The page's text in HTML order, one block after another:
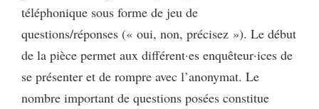
téléphonique sous forme de jeu de
questions/réponses (« oui, non, précisez »). Le début
de la pièce permet aux différent·es enquêteur·ices de
se présenter et de rompre avec l’anonymat. Le
nombre important de questions posées constitue